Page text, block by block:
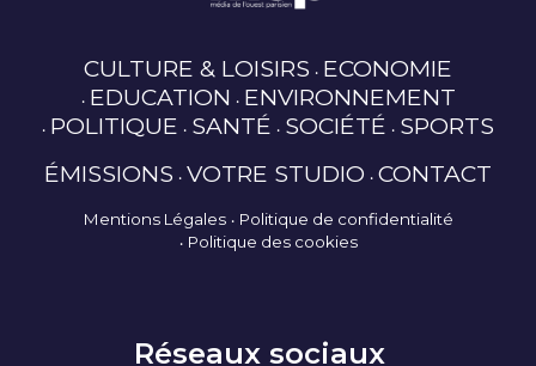
CULTURE & LOISIRS ECONOMIE
EDUCATION ENVIRONNEMENT
POLITIQUE SANTÉ SOCIÉTÉ SPORTS
ÉMISSIONS VOTRE STUDIO CONTACT
Mentions Légales
Politique de confidentialité
Politique des cookies
Réseaux sociaux